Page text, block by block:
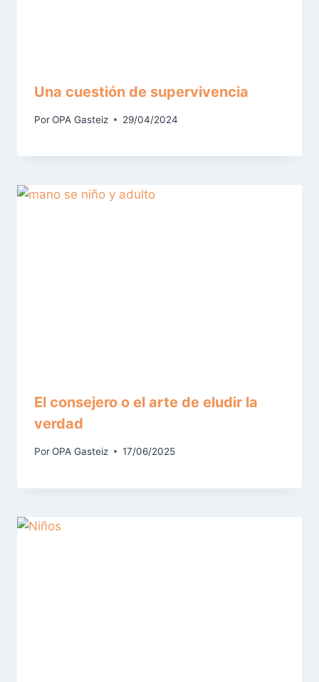
Una cuestión de supervivencia
PorOPA Gasteiz 29/04/2024
El consejero o el arte de eludir la
verdad
PorOPA Gasteiz 17/06/2025